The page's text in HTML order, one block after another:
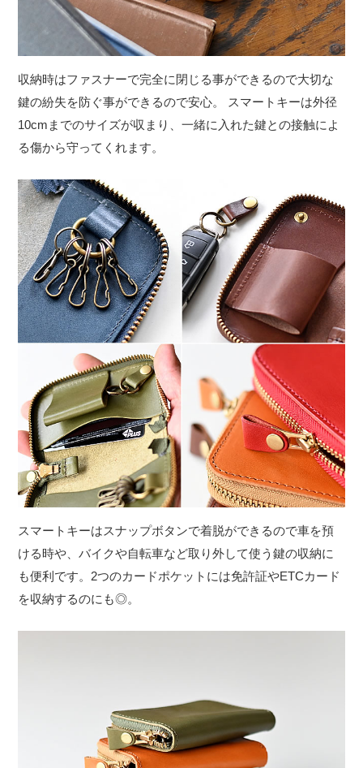
収納時はファスナーで完全に閉じる事ができるので大切な
鍵の紛失を防ぐ事ができるので安心。 スマートキーは外径
10cmまでのサイズが収まり、一緒に入れた鍵との接触によ
る傷から守ってくれます。
スマートキーはスナップボタンで着脱ができるので車を預
ける時や、バイクや自転車など取り外して使う鍵の収納に
も便利です。2つのカードポケットには免許証やETCカード
を収納するのにも◎。